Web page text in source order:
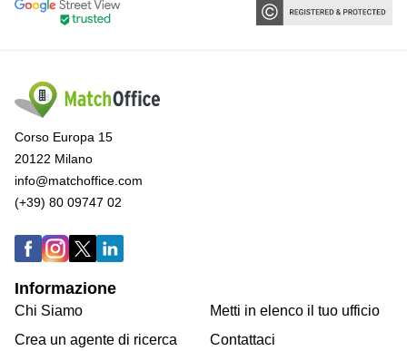
Corso Europa 15
20122 Milano
info@matchoffice.com
(+39) 80 09747 02
Informazione
Chi Siamo
Crea un agente di ricerca
Metti in elenco il tuo ufficio
Contattaci